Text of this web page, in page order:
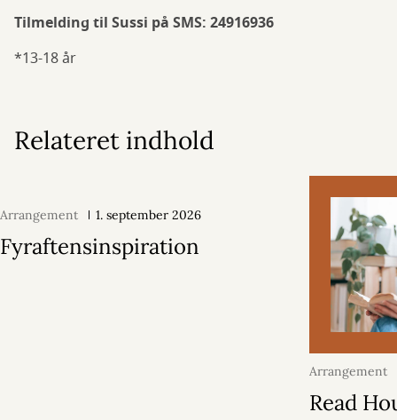
Tilmelding til Sussi på SMS: 24916936
*13-18 år
Relateret indhold
Arrangement 1. september 2026
Fyraftensinspiration
Arrangement
2026
Read